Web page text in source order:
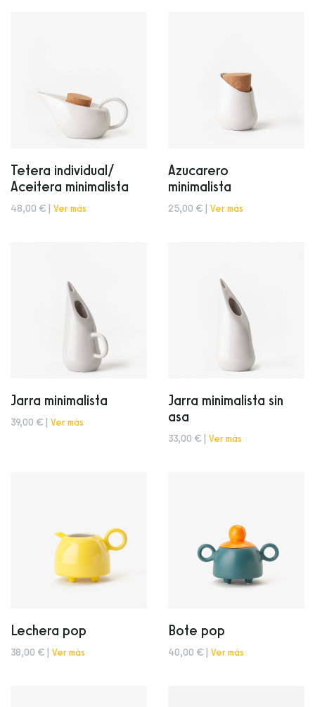
Tetera individual/
Aceitera minimalista
48,00 € | Ver más
Azucarero
minimalista
25,00 € | Ver más
Jarra minimalista
39,00 € | Ver más
Jarra minimalista sin
asa
33,00 € | Ver más
Lechera pop
38,00 € | Ver más
Bote pop
40,00 € | Ver más